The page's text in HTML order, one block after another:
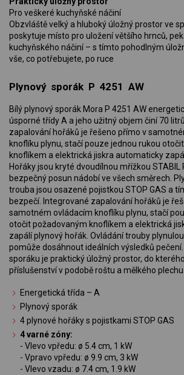
Pro veškeré kuchyňské náčiní
Obzvláště velký a hluboký úložný prostor ve
poskytuje místo pro uložení většího hrnců,
kuchyňského náčiní – s tímto pohodlným
vše, co potřebujete, po ruce
Plynový sporák P 4251 AW
Bílý plynový sporák Mora P 4251 AW
úsporné třídy A a jeho užitný objem činí 70
zapalování hořáků je řešeno přímo v
knoflíku plynu, stačí pouze jednou rukou
knoflíkem a elektrická jiskra automaticky
Hořáky jsou kryté dvoudílnou mřížkou STABIL
bezpečný posun nádobí ve všech směrech.
trouba jsou osazené pojistkou STOP GAS a
bezpečí. Integrované zapalování hořáků je
samotném ovládacím knoflíku plynu, stačí
otočit požadovaným knoflíkem a elektrická
zapálí plynový hořák. Ovládání trouby
pomůže dosáhnout ideálních výsledků
sporáku je praktický úložný prostor, do
příslušenství v podobě roštu a mělkého plechu.
Energetická třída – A
Plynový sporák
4 plynové hořáky s pojistkami STOP GAS
4 varné zóny:
- Vlevo vpředu: ø 5.4 cm, 1 kW
- Vpravo vpředu: ø 9.9 cm, 3 kW
- Vlevo vzadu: ø 7.4 cm, 1.9 kW